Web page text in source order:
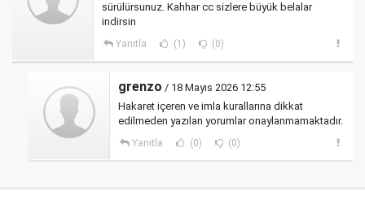
sürülürsunuz. Kahhar cc sizlere büyük belalar
indirsin
Yanıtla (1) (0)
grenzo / 18 Mayıs 2026 12:55
Hakaret içeren ve imla kurallarına dikkat
edilmeden yazılan yorumlar onaylanmamaktadır.
Yanıtla (0) (0)